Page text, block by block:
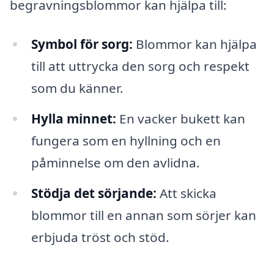
begravningsblommor kan hjälpa till:
Symbol för sorg: Blommor kan hjälpa
till att uttrycka den sorg och respekt
som du känner.
Hylla minnet: En vacker bukett kan
fungera som en hyllning och en
påminnelse om den avlidna.
Stödja det sörjande: Att skicka
blommor till en annan som sörjer kan
erbjuda tröst och stöd.